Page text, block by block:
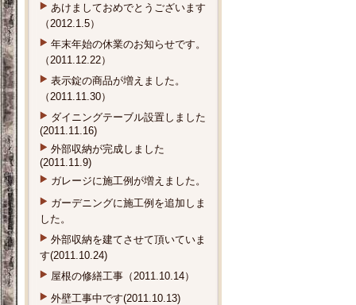
あけましておめでとうございます
（2012.1.5）
年末年始の休業のお知らせです。
（2011.12.22）
表示錠の商品が増えました。
（2011.11.30）
ダイニングテーブル設置しました
(2011.11.16)
外部収納が完成しました
(2011.11.9)
ガレージに施工例が増えました。
ガーデニングに施工例を追加しま
した。
外部収納を建てさせて頂いていま
す(2011.10.24)
屋根の修繕工事（2011.10.14）
外壁工事中です(2011.10.13)